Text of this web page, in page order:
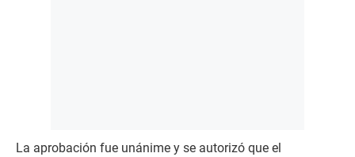
La aprobación fue unánime y se autorizó que el